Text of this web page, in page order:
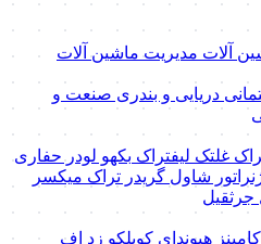
آلات مدیریت ماشین آلات
دریایی و بندری صنعت و
غلتک لیفتراک بکهو لودرحفاری
شاول گریدر تراک میکسر
جرثقیل
کامینز هیوندای کوبلکو زد اف